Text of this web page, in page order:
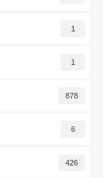
1
1
878
6
426